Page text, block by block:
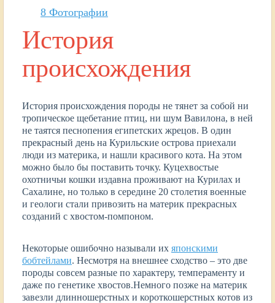
8 Фотографии
История
происхождения
История происхождения породы не тянет за собой ни
тропическое щебетание птиц, ни шум Вавилона, в ней
не таятся песнопения египетских жрецов. В один
прекрасный день на Курильские острова приехали
люди из материка, и нашли красивого кота. На этом
можно было бы поставить точку. Куцехвостые
охотничьи кошки издавна проживают на Курилах и
Сахалине, но только в середине 20 столетия военные
и геологи стали привозить на материк прекрасных
созданий с хвостом-помпоном.
Некоторые ошибочно называли их японскими
бобтейлами. Несмотря на внешнее сходство – это две
породы совсем разные по характеру, темпераменту и
даже по генетике хвостов.Немного позже на материк
завезли длинношерстных и короткошерстных котов из